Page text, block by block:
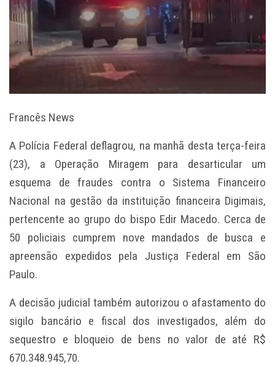
Francês News
A Polícia Federal deflagrou, na manhã desta terça-feira
(23), a Operação Miragem para desarticular um
esquema de fraudes contra o Sistema Financeiro
Nacional na gestão da instituição financeira Digimais,
pertencente ao grupo do bispo Edir Macedo. Cerca de
50 policiais cumprem nove mandados de busca e
apreensão expedidos pela Justiça Federal em São
Paulo.
A decisão judicial também autorizou o afastamento do
sigilo bancário e fiscal dos investigados, além do
sequestro e bloqueio de bens no valor de até R$
670.348.945,70.